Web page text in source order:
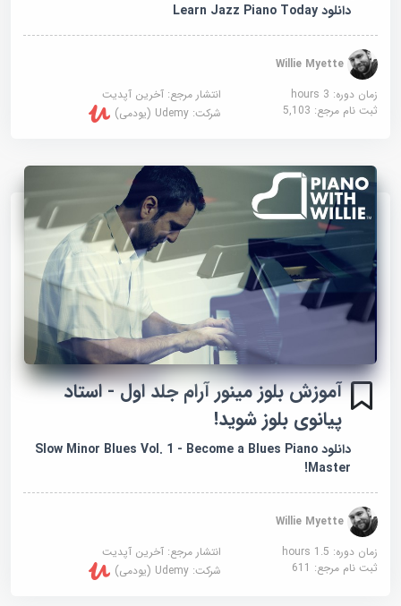
دانلود Learn Jazz Piano Today
Willie Myette
زمان دوره: 3 hours
انتشار مرجع:آخرین آپدیت
ثبت نام مرجع:5,103 شرکت:Udemy (یودمی)
آموزش بلوز مینور آرام جلد اول - استاد
پیانوی بلوز شوید!
دانلود Slow Minor Blues Vol. 1 - Become a Blues Piano
Master!
Willie Myette
زمان دوره: 1.5 hours
انتشار مرجع:آخرین آپدیت
ثبت نام مرجع:611 شرکت:Udemy (یودمی)